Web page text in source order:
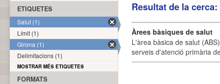
Resultat de la
Àrees bàsiques de salut
L'àrea bàsica de salut
serveis d'atenció primària
ETIQUETES
Salut (1)
Límit (1)
Girona (1)
Delimitacions (1)
MOSTRAR MÉS ETIQUETES
FORMATS